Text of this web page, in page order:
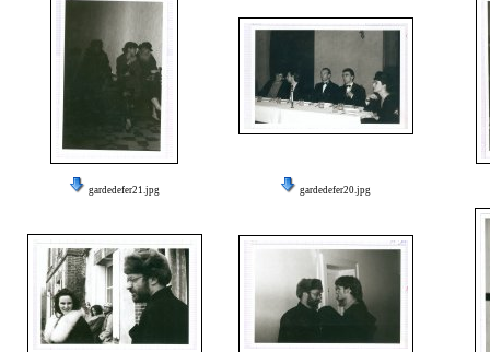
gardedefer21.jpg gardedefer20.jpg